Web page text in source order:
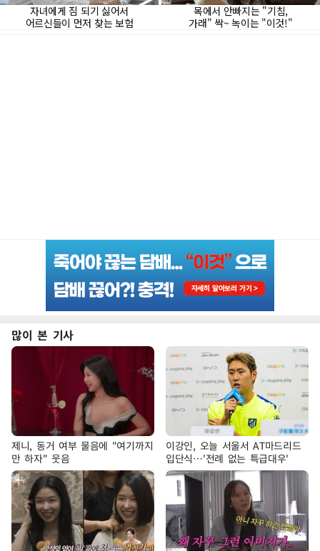
많이 본 기사
제니, 동거 여부 물음에 "여기까지
만 하자" 웃음
이강인, 오늘 서울서 AT마드리드
입단식…'전례 없는 특급대우'